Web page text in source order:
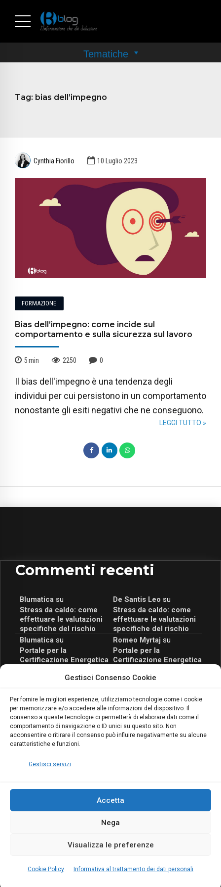
Gestisci Consenso Cookie
Per fornire le migliori esperienze, utilizziamo tecnologie come i cookie
per memorizzare e/o accedere alle informazioni del dispositivo. Il
consenso a queste tecnologie ci permetterà di elaborare dati come il
comportamento di navigazione o ID unici su questo sito. Non
acconsentire o ritirare il consenso può influire negativamente su alcune
caratteristiche e funzioni.
Gestisci servizi
Accetta
Nega
Visualizza le preferenze
Cookie Policy Informativa al trattamento dei dati personali
Tag: bias dell’impegno
Cynthia Fiorillo 10 Luglio 2023
FORMAZIONE
Bias dell’impegno: come incide sul
comportamento e sulla sicurezza sul lavoro
5min 2250 0
Il bias dell'impegno è una tendenza degli
individui per cui persistono in un comportamento
nonostante gli esiti negativi che ne conseguono.
LEGGI TUTTO »
Commenti recenti
Blumaticasu
Stress da caldo: come
effettuare le valutazioni
specifiche del rischio
De Santis Leo su
Stress da caldo: come
effettuare le valutazioni
specifiche del rischio
Blumaticasu
Portale per la
Certificazione Energetica
scopri il Corso Blumatica
Romeo Myrtaj su
Portale per la
Certificazione Energetica
scopri il Corso Blumatica
Blumaticasu
Coordinatore della
Sicurezza: cosa è
richiesto per abilitazione
e aggiornamento
Copyright Blumatica
MENU